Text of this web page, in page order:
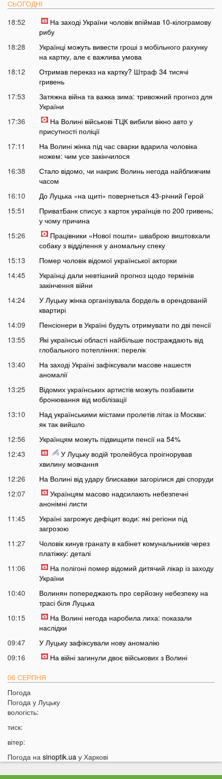
СЬОГОДНІ
18:52
На заході України чоловік впіймав 10-кілограмову
рибу
18:28
Українці можуть вивести гроші з мобільного рахунку
на картку, але є важлива умова
18:12
Отримав переказ на картку? Штраф 34 тисячі
гривень
17:53
Затяжна війна та важка зима: тривожний прогноз для
України
17:36
На Волині військові ТЦК вибили вікно авто у
присутності поліції
17:11
На Волині жінка під час сварки вдарила чоловіка
ножем: чим усе закінчилося
16:38
Стало відомо, чи накриє Волинь негода найближчим
часом
16:10
До Луцька «на щиті» повернеться 43-річний Герой
15:51
ПриватБанк списує з карток українців по 200 гривень:
у чому причина
15:26
Працівники «Нової пошти» шваброю виштовхали
собаку з відділення у аномальну спеку
15:13
Помер чоловік відомої української акторки
14:45
Українці дали невтішний прогноз щодо термінів
закінчення війни
14:24
У Луцьку жінка організувала бордель в орендованій
квартирі
14:09
Пенсіонери в Україні будуть отримувати по дві пенсії
13:55
Які українські області найбільше постраждають від
глобального потепління: перелік
13:40
На заході Україні зафіксували масове нашестя
аномалії
13:25
Відомих українських артистів можуть позбавити
бронювання від мобілізації
13:10
Над українськими містами пролетів літак із Москви:
як так вийшло
12:56
Українцям можуть підвищити пенсії на 54%
12:43
У Луцьку водій тролейбуса проігнорував
хвилину мовчання
12:26
На Волині від удару блискавки загорілися дві споруди
12:07
Українцям масово надсилають небезпечні
анонімні листи
11:45
Україні загрожує дефіцит води: які регіони під
загрозою
11:27
Чоловік кинув гранату в кабінет комунальників через
платіжку: деталі
11:06
На полігоні помер відомий дитячий лікар із заходу
України
10:40
Волинян попереджають про серйозну небезпеку на
трасі біля Луцька
10:15
На Волині негода наробила лиха: показали
наслідки
09:47
У Луцьку зафіксували нову аномалію
09:16
На війні загинули двоє військових з Волині
06 СЕРПНЯ
21:44
21:06
19:44
Врожай під загрозою: як врятувати город від
Погода
Погода у Луцьку
вологість:
тиск:
вітер:
Погода на sinoptik.ua у Харкові